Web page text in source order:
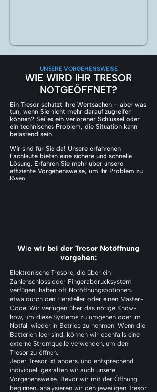
UNSERE VORGEHENSWEISE
WIE WIRD IHR TRESOR
NOTGEÖFFNET?
Ein Tresor schützt Ihre Wertsachen – aber was
tun, wenn Sie nicht mehr darauf zugreifen
können? Sei es ein verlorener Schlüssel oder
ein technisches Problem, die Situation kann
belastend sein.
Wir sind für Sie da! Unsere erfahrenen
Fachleute bieten eine sichere und schnelle
Lösung. Erfahren Sie mehr über unsere
effiziente Vorgehensweise, um Ihr Problem zu
lösen.
Wie wir bei der Tresor Notöffnung
vorgehen:
Elektronische Tresore, die über ein
Zahlenschloss oder Fingerabdrucksystem
verfügen, haben oft Notöffnungsoptionen,
etwa durch den Hersteller oder einen Master-
Code. Wir verfügen über das nötige Know-
how, um diese Systeme zu umgehen oder im
Notfall wieder in Betrieb zu nehmen. Wenn die
Batterien leer sind, können wir ebenfalls eine
externe Stromquelle verwenden, um den
Tresor zu öffnen.
Jeder Tresor ist anders, und entsprechend
individuell gestalten wir auch unsere
Vorgehensweise. Bevor wir mit der Öffnung
beginnen, analysieren wir den jeweiligen Tresor